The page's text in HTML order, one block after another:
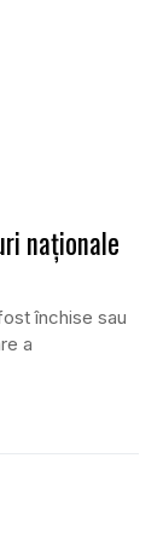
naţionale
închise sau
a